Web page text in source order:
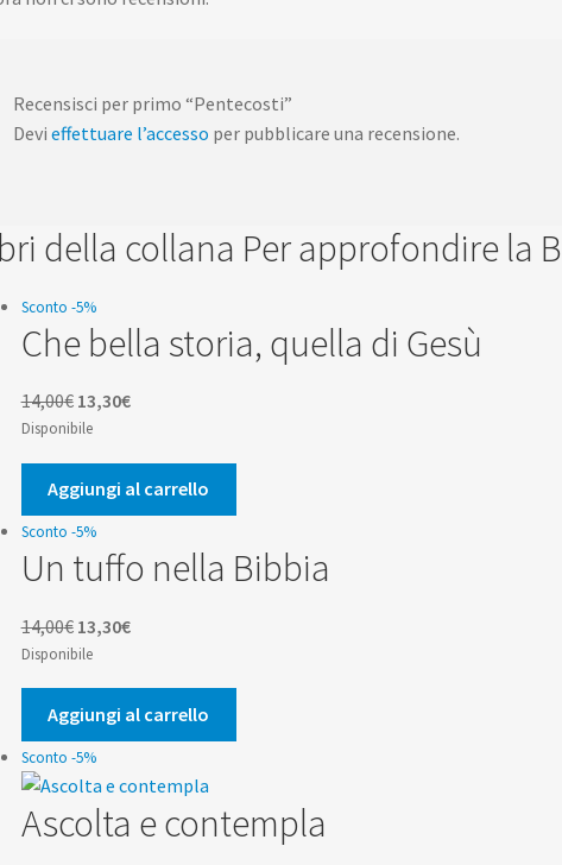
Recensisci per primo “Pentecosti”
Devieffettuare l’accesso per pubblicare una recensione.
della collana Per approfondire la
Sconto -5%
Che bella storia, quella di Gesù
14,00€ Il
prezzo
originale
era:
14,00€.
13,30€Il
attuale
è:
13,30€.
Disponibile
Aggiungi al carrello
Sconto -5%
Un tuffo nella Bibbia
14,00€ Il
prezzo
originale
era:
14,00€.
13,30€Il
attuale
è:
13,30€.
Disponibile
Aggiungi al carrello
Sconto -5%
Ascolta e contempla